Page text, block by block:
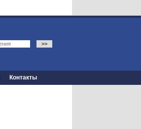
Контакты